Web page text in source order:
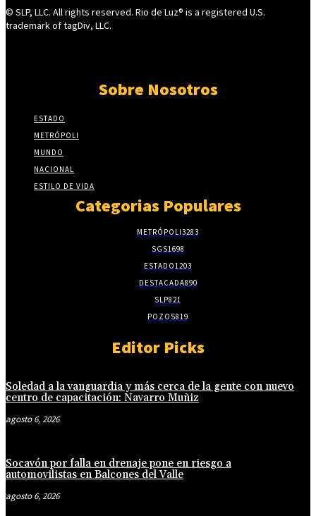
© SLP, LLC. All rights reserved. Rio de Luz® is a registered U.S.
trademark of tagDiv, LLC.
Sobre Nosotros
ESTADO
METRÓPOLI
MUNDO
NACIONAL
ESTILO DE VIDA
Categorias Populares
METRÓPOLI3283
SGS1698
ESTADO1203
DESTACADA890
SLP821
POZOS819
Editor Picks
Soledad a la vanguardia y más cerca de la gente con nuevo
centro de capacitación: Navarro Muñiz
agosto 6, 2026
Socavón por falla en drenaje pone en riesgo a
automovilistas en Balcones del Valle
agosto 6, 2026